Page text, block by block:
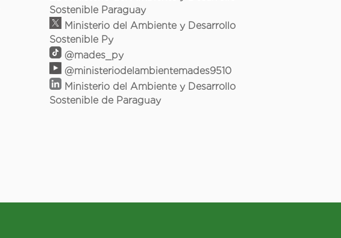
Sostenible Paraguay
Ministerio del Ambiente y Desarrollo
Sostenible Py
@mades_py
@ministeriodelambientemades9510
Ministerio del Ambiente y Desarrollo
Sostenible de Paraguay